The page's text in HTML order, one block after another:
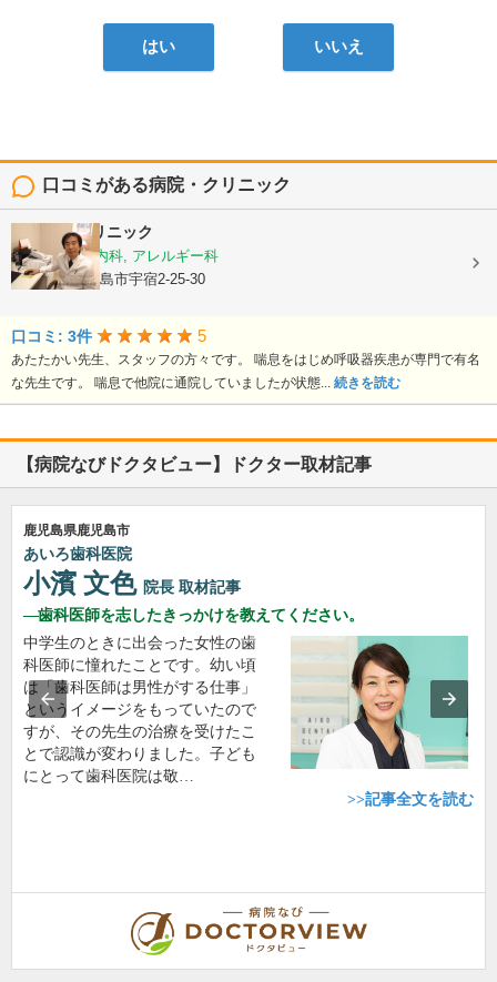
はい いいえ
口コミがある病院・クリニック
栃木隆男クリニック
内科, 呼吸器内科, アレルギー科
鹿児島県鹿児島市宇宿2-25-30
口コミ: 3件 5
あたたかい先生、スタッフの方々です。 喘息をはじめ呼吸器疾患が専門で有名
な先生です。 喘息で他院に通院していましたが状態... 続きを読む
【病院なびドクタビュー】ドクター取材記事
鹿児島県鹿児島市
あいろ歯科医院
小濱 文色 院長 取材記事
歯科医師を志したきっかけを教えてください。
中学生のときに出会った女性の歯
科医師に憧れたことです。幼い頃
は「歯科医師は男性がする仕事」
というイメージをもっていたので
すが、その先生の治療を受けたこ
とで認識が変わりました。子ども
にとって歯科医院は敬…
>>記事全文を読む